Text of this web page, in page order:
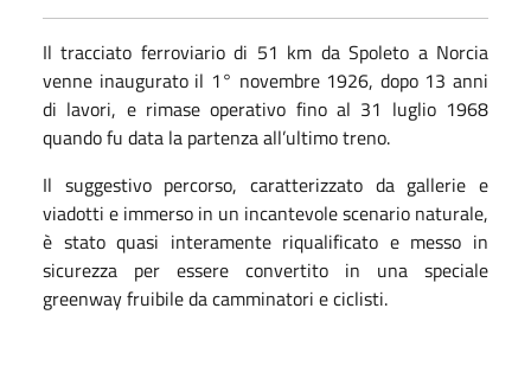
Il tracciato ferroviario di 51 km da Spoleto a Norcia
venne inaugurato il 1° novembre 1926, dopo 13 anni
di lavori, e rimase operativo fino al 31 luglio 1968
quando fu data la partenza all’ultimo treno.
Il suggestivo percorso, caratterizzato da gallerie e
viadotti e immerso in un incantevole scenario naturale,
è stato quasi interamente riqualificato e messo in
sicurezza per essere convertito in una speciale
greenway fruibile da camminatori e ciclisti.